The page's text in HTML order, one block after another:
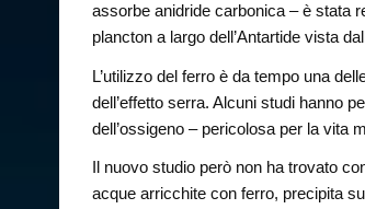
assorbe anidride carbonica – è stata
plancton a largo dell’Antartide vista
L’utilizzo del ferro è da tempo una
dell’effetto serra. Alcuni studi hanno
dell’ossigeno – pericolosa per la vita
Il nuovo studio però non ha trovato
acque arricchite con ferro, precipita